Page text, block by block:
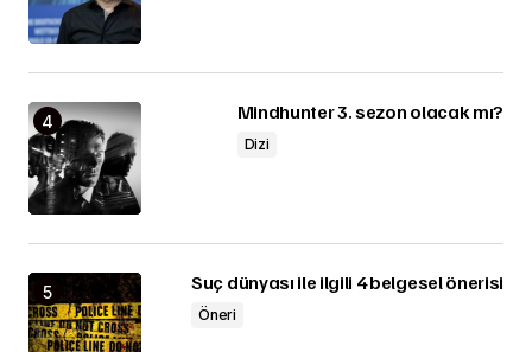
Mindhunter 3. sezon olacak mı?
Dizi
Suç dünyası ile ilgili 4 belgesel önerisi
Öneri